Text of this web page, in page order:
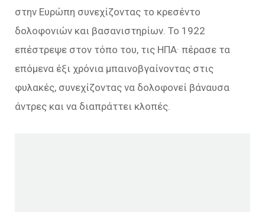
στην Ευρώπη συνεχίζοντας το κρεσέντο
δολοφονιών και βασανιστηρίων. Το 1922
επέστρεψε στον τόπο του, τις ΗΠΑ· πέρασε τα
επόμενα έξι χρόνια μπαινοβγαίνοντας στις
φυλακές, συνεχίζοντας να δολοφονεί βάναυσα
άντρες και να διαπράττει κλοπές.